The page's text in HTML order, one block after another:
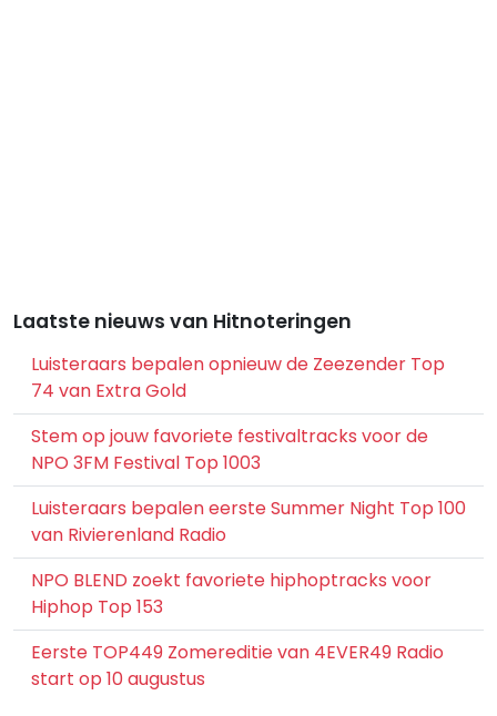
Laatste nieuws van Hitnoteringen
Luisteraars bepalen opnieuw de Zeezender Top
74 van Extra Gold
Stem op jouw favoriete festivaltracks voor de
NPO 3FM Festival Top 1003
Luisteraars bepalen eerste Summer Night Top 100
van Rivierenland Radio
NPO BLEND zoekt favoriete hiphoptracks voor
Hiphop Top 153
Eerste TOP449 Zomereditie van 4EVER49 Radio
start op 10 augustus